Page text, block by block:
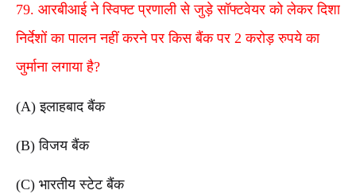
79. आरबीआई ने स्विफ्ट प्रणाली से जुड़े सॉफ्टवेयर को लेकर दिशा
निर्देशों का पालन नहीं करने पर किस बैंक पर 2 करोड़ रुपये का
जुर्माना लगाया है?
(A) इलाहबाद बैंक
(B) विजय बैंक
(C) भारतीय स्टेट बैंक